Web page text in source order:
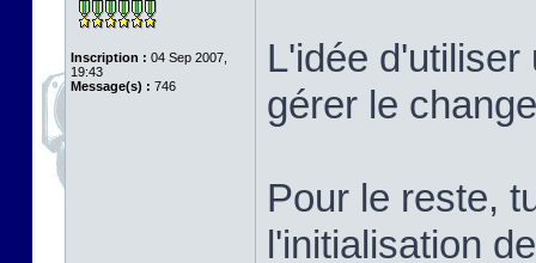
Inscription : 04 Sep 2007,
19:43
Message(s) : 746
L'idée
gérer le
Pour le reste,
l'initialisation